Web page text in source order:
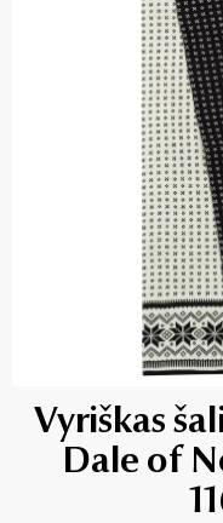
Vyriškas
Dale of